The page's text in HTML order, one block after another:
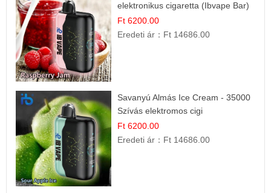
elektronikus cigaretta (Ibvape Bar)
Ft 6200.00
Eredeti ár： Ft 14686.00
Savanyú Almás Ice Cream - 35000
Szívás elektromos cigi
Ft 6200.00
Eredeti ár： Ft 14686.00